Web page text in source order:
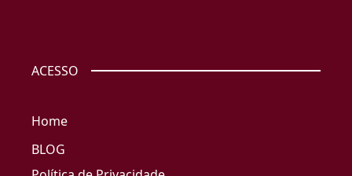
ACESSO
Home
BLOG